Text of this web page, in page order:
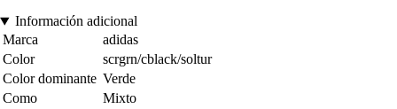
Información adicional
Marca
adidas
Color
scrgrn/cblack/soltur
Color dominante Verde
Como
Mixto